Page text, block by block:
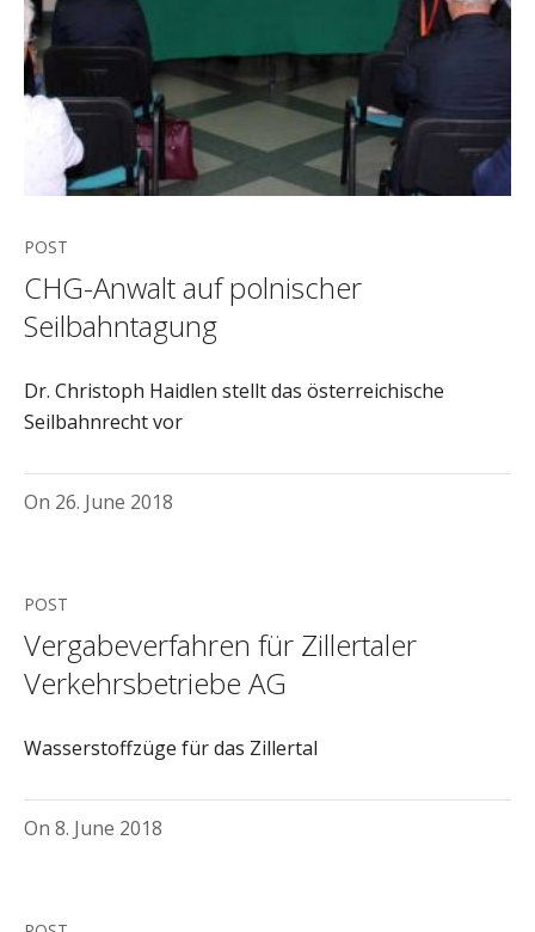
POST
CHG-Anwalt auf polnischer
Seilbahntagung
Dr. Christoph Haidlen stellt das österreichische
Seilbahnrecht vor
On 26. June 2018
POST
Vergabeverfahren für Zillertaler
Verkehrsbetriebe AG
Wasserstoffzüge für das Zillertal
On 8. June 2018